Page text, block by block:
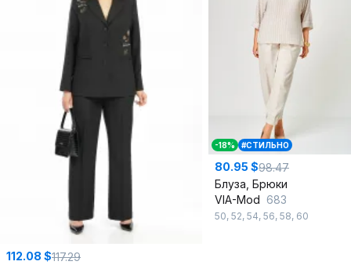
112.08 $117.29
-18% #СТИЛЬНО
80.95 $98.47
Блуза, Брюки
VIA-Mod 683
50, 52, 54, 56, 58, 60